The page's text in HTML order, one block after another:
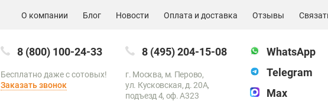
О компании Блог Новости Оплата и доставка Отзывы
8 (800) 100-24-33
Бесплатно даже с сотовых!
Заказать звонок
8 (495) 204-15-08
г. Москва, м. Перово,
ул. Кусковская, д. 20А,
подъезд 4, оф. A323
WhatsApp
Telegram
Max